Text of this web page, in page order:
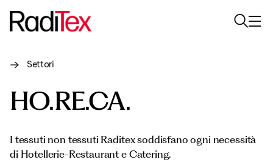
Chi siamo
Sostenibilità
Prodotti
Settori
HO.RE.CA.
I tessuti non tessuti Raditex soddisfano ogni necessità
di Hotellerie-Restaurant e Catering.